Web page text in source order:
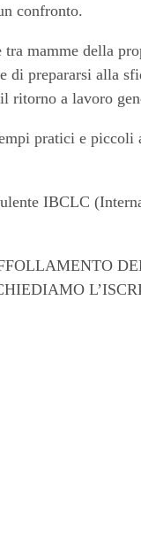
confronto.
mamme della
prepararsi alla
ritorno a lavoro
pratici e
IBCLC